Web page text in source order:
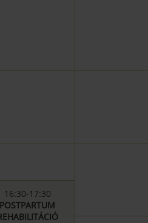
16:30-17:30
POSTPARTUM